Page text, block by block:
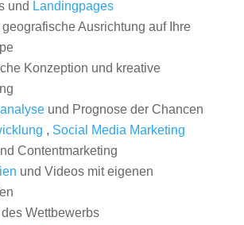
und Landingpages
geografische Ausrichtung auf Ihre
Konzeption und kreative
und Prognose der Chancen
, Social Media Marketing
Contentmarketing
und Videos mit eigenen
Wettbewerbs